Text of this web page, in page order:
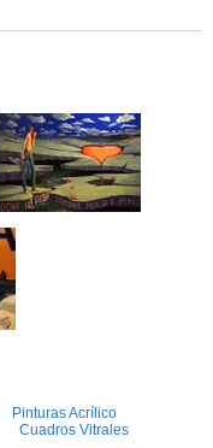
Pinturas Acrílico
Cuadros Vitrales